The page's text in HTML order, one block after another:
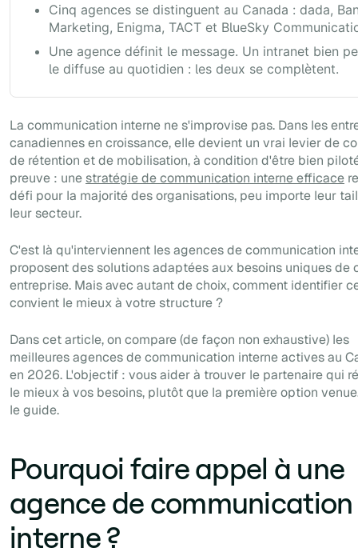
Cinq agences se distinguent au Canada : dada,
Marketing, Enigma, TACT et BlueSky
Une agence définit le message. Un intranet bien
le diffuse au quotidien : les deux se complètent.
La communication interne ne s'improvise pas. Dans les
canadiennes en croissance, elle devient un vrai levier de
de rétention et de mobilisation, à condition d'être bien
preuve : unestratégie de communication interne efficace
défi pour la majorité des organisations, peu importe leur
leur secteur.
C'est là qu'interviennent les agences de communication
proposent des solutions adaptées aux besoins uniques de
entreprise. Mais avec autant de choix, comment identifier
convient le mieux à votre structure ?
Dans cet article, on compare (de façon non exhaustive) les
meilleures agences de communication interne actives au
en 2026. L'objectif : vous aider à trouver le partenaire qui
le mieux à vos besoins, plutôt que la première option
le guide.
Pourquoi faire appel à une
agence de communication
interne ?